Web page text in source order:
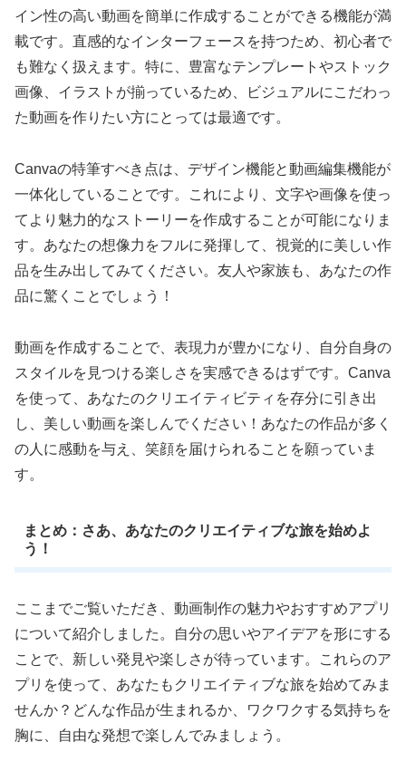
イン性の高い動画を簡単に作成することができる機能が満
載です。直感的なインターフェースを持つため、初心者で
も難なく扱えます。特に、豊富なテンプレートやストック
画像、イラストが揃っているため、ビジュアルにこだわっ
た動画を作りたい方にとっては最適です。
Canvaの特筆すべき点は、デザイン機能と動画編集機能が
一体化していることです。これにより、文字や画像を使っ
てより魅力的なストーリーを作成することが可能になりま
す。あなたの想像力をフルに発揮して、視覚的に美しい作
品を生み出してみてください。友人や家族も、あなたの作
品に驚くことでしょう！
動画を作成することで、表現力が豊かになり、自分自身の
スタイルを見つける楽しさを実感できるはずです。Canva
を使って、あなたのクリエイティビティを存分に引き出
し、美しい動画を楽しんでください！あなたの作品が多く
の人に感動を与え、笑顔を届けられることを願っていま
す。
まとめ：さあ、あなたのクリエイティブな旅を始めよ
う！
ここまでご覧いただき、動画制作の魅力やおすすめアプリ
について紹介しました。自分の思いやアイデアを形にする
ことで、新しい発見や楽しさが待っています。これらのア
プリを使って、あなたもクリエイティブな旅を始めてみま
せんか？どんな作品が生まれるか、ワクワクする気持ちを
胸に、自由な発想で楽しんでみましょう。